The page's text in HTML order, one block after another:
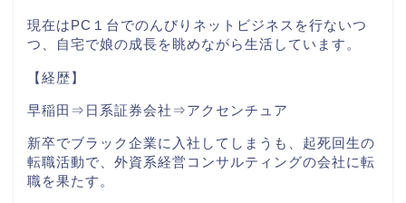
現在はPC１台でのんびりネットビジネスを行ないつ
つ、自宅で娘の成長を眺めながら生活しています。
【経歴】
早稲田⇒日系証券会社⇒アクセンチュア
新卒でブラック企業に入社してしまうも、起死回生の
転職活動で、外資系経営コンサルティングの会社に転
職を果たす。